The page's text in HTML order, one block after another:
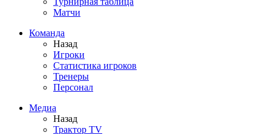
Матчи
Команда
Назад
Игроки
Статистика игроков
Тренеры
Персонал
Медиа
Назад
Трактор TV